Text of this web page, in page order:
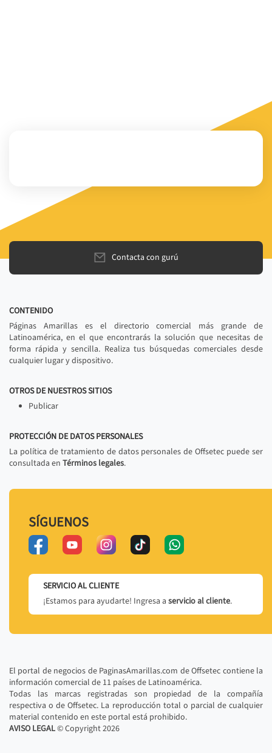
Contacta con gurú
CONTENIDO
Páginas Amarillas es el directorio comercial más grande de
Latinoamérica, en el que encontrarás la solución que necesitas de
forma rápida y sencilla. Realiza tus búsquedas comerciales desde
cualquier lugar y dispositivo.
OTROS DE NUESTROS SITIOS
Publicar
PROTECCIÓN DE DATOS PERSONALES
La política de tratamiento de datos personales de Offsetec puede ser
consultada en Términos legales.
SÍGUENOS
SERVICIO AL CLIENTE
¡Estamos para ayudarte! Ingresa a servicio al cliente.
El portal de negocios de PaginasAmarillas.com de Offsetec contiene la
información comercial de 11 países de Latinoamérica.
Todas las marcas registradas son propiedad de la compañía
respectiva o de Offsetec. La reproducción total o parcial de cualquier
material contenido en este portal está prohibido.
AVISO LEGAL© Copyright2026